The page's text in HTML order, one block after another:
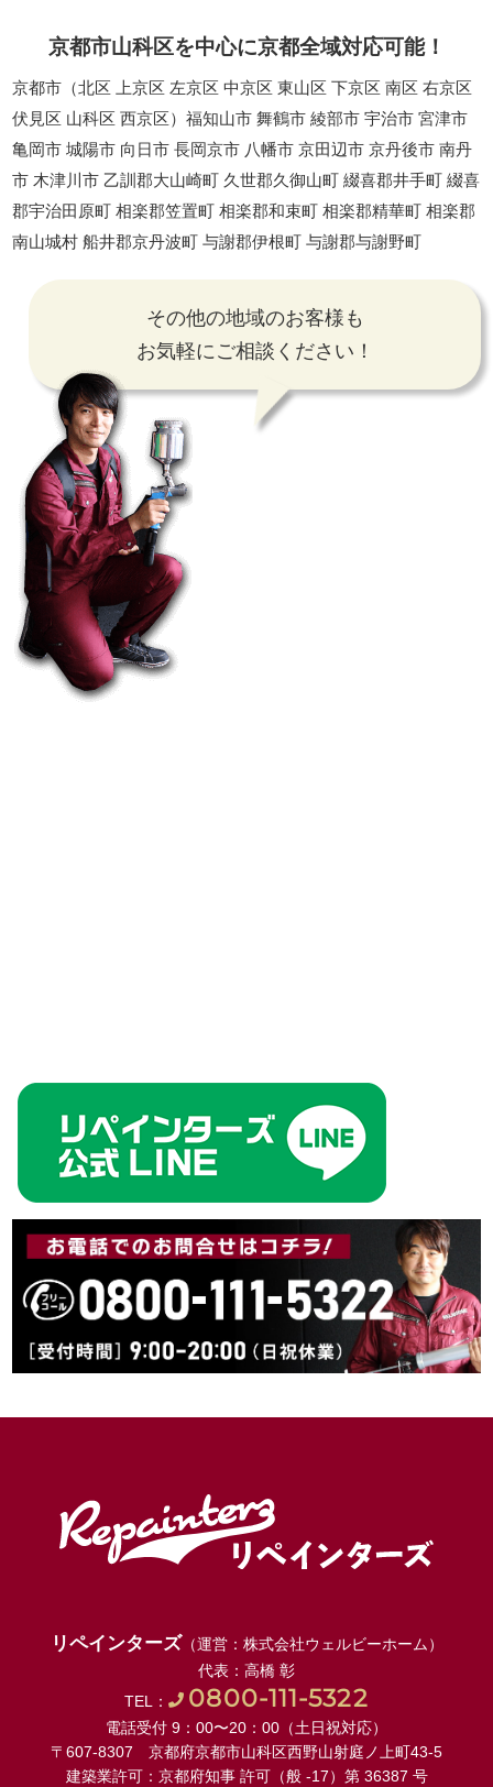
京都市山科区を中心に京都全域対応可能！
京都市（北区 上京区 左京区 中京区 東山区 下京区 南区 右京区
伏見区 山科区 西京区）福知山市 舞鶴市 綾部市 宇治市 宮津市
亀岡市 城陽市 向日市 長岡京市 八幡市 京田辺市 京丹後市 南丹
市 木津川市 乙訓郡大山崎町 久世郡久御山町 綴喜郡井手町 綴喜
郡宇治田原町 相楽郡笠置町 相楽郡和束町 相楽郡精華町 相楽郡
南山城村 船井郡京丹波町 与謝郡伊根町 与謝郡与謝野町
その他の地域のお客様も
お気軽にご相談ください！
リペインターズ（運営：株式会社ウェルビーホーム）
代表：高橋 彰
TEL：
0800-111-5322
電話受付 9：00〜20：00（土日祝対応）
〒607-8307 京都府京都市山科区西野山射庭ノ上町43-5
建築業許可：京都府知事 許可（般 -17）第 36387 号